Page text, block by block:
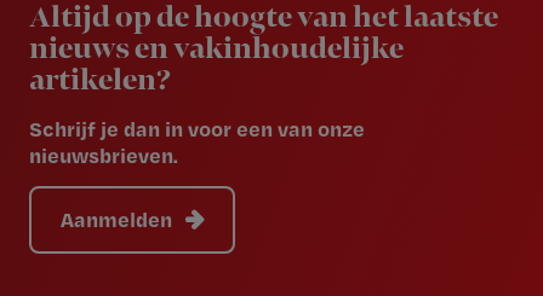
Altijd op de hoogte van het laatste
nieuws en vakinhoudelijke
artikelen?
Schrijf je dan in voor een van onze
nieuwsbrieven.
Aanmelden